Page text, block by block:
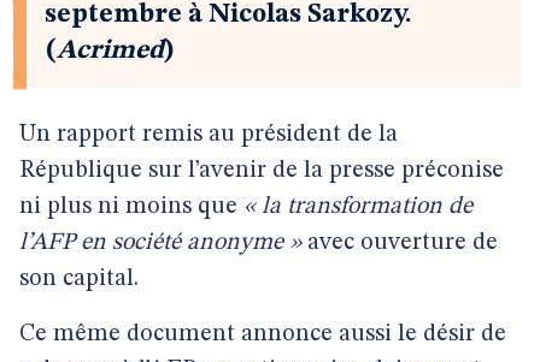
septembre à Nicolas Sarkozy.
(Acrimed)
Un rapport remis au président de la
République sur l’avenir de la presse préconise
ni plus ni moins que « la transformation de
l’AFP en société anonyme »avec ouverture de
son capital.
Ce même document annonce aussi le désir de